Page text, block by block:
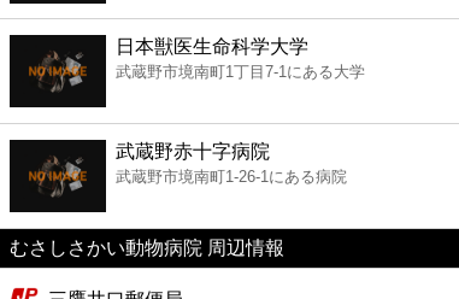
ファミレス
ファーストフード
カフェ
ショッピング
日本獣医生命科学大学
武蔵野市境南町1丁目7-1にある大学
武蔵野赤十字病院
武蔵野市境南町1-26-1にある病院
むさしさかい動物病院 周辺情報